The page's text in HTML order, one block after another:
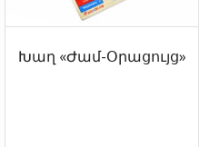
Խաղ «Ժամ-Օրացույց»